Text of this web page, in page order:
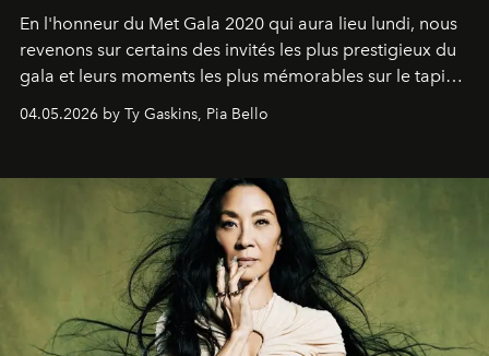
En l'honneur du Met Gala 2020 qui aura lieu lundi, nous
revenons sur certains des invités les plus prestigieux du
gala et leurs moments les plus mémorables sur le tapis
04.05.2026 by Ty Gaskins, Pia Bello